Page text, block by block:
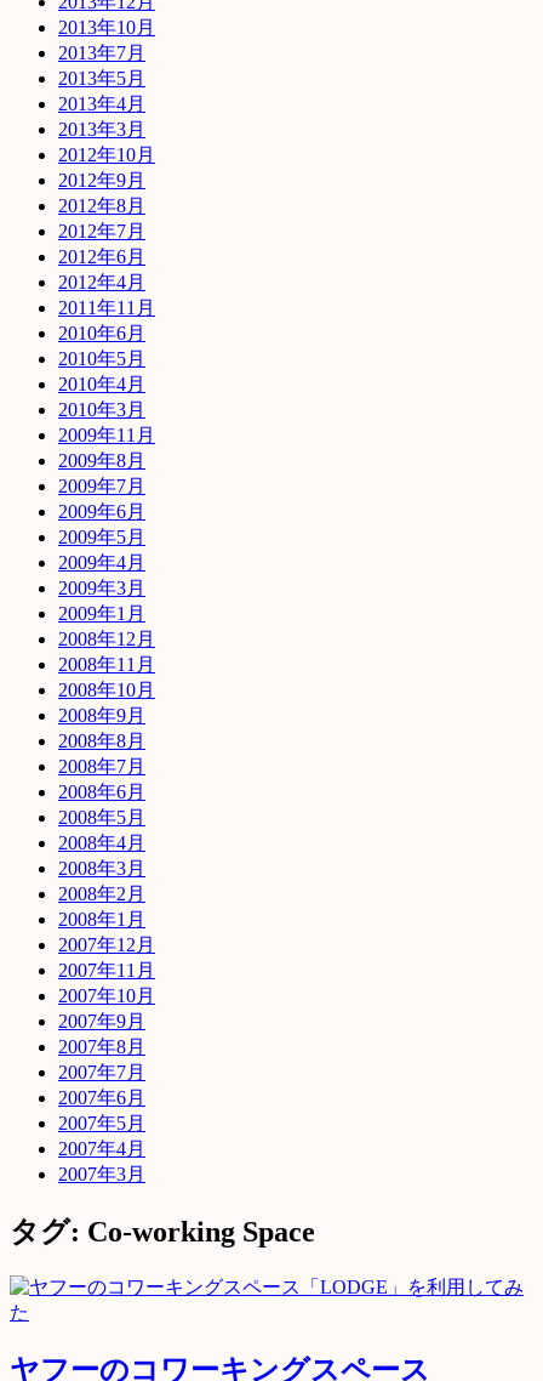
2013年10月
2013年7月
2013年5月
2013年4月
2013年3月
2012年10月
2012年9月
2012年8月
2012年7月
2012年6月
2012年4月
2011年11月
2010年6月
2010年5月
2010年4月
2010年3月
2009年11月
2009年8月
2009年7月
2009年6月
2009年5月
2009年4月
2009年3月
2009年1月
2008年12月
2008年11月
2008年10月
2008年9月
2008年8月
2008年7月
2008年6月
2008年5月
2008年4月
2008年3月
2008年2月
2008年1月
2007年12月
2007年11月
2007年10月
2007年9月
2007年8月
2007年7月
2007年6月
2007年5月
2007年4月
2007年3月
タグ: Co-working Space
ヤフーのコワーキングスペース